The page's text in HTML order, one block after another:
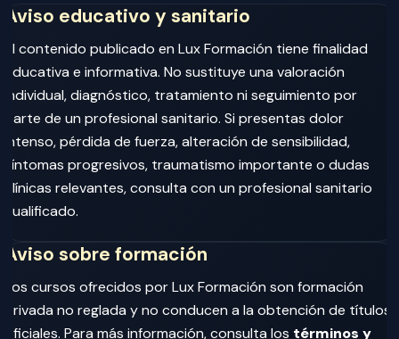
Aviso educativo y sanitario
El contenido publicado en Lux Formación tiene finalidad
educativa e informativa. No sustituye una valoración
individual, diagnóstico, tratamiento ni seguimiento por
parte de un profesional sanitario. Si presentas dolor
intenso, pérdida de fuerza, alteración de sensibilidad,
síntomas progresivos, traumatismo importante o dudas
clínicas relevantes, consulta con un profesional sanitario
cualificado.
Aviso sobre formación
Los cursos ofrecidos por Lux Formación son formación
privada no reglada y no conducen a la obtención de títulos
oficiales. Para más información, consulta los términos y